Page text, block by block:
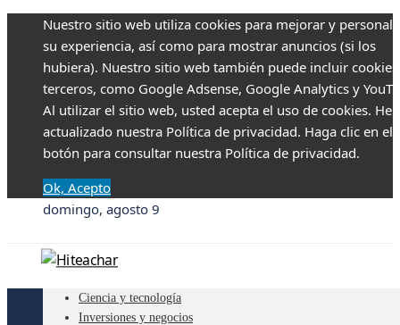
Nuestro sitio web utiliza cookies para mejorar y
su experiencia, así como para mostrar anuncios (si los
hubiera). Nuestro sitio web también puede incluir
terceros, como Google Adsense, Google Analytics y
Al utilizar el sitio web, usted acepta el uso de cookies.
actualizado nuestra Política de privacidad. Haga clic en el
botón para consultar nuestra Política de privacidad.
Ok, Acepto
domingo, agosto 9
Ciencia y tecnología
Inversiones y negocios